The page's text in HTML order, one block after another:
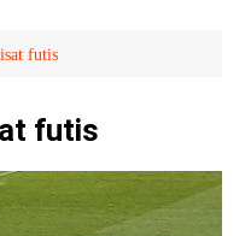
futis
futis